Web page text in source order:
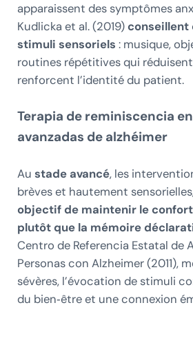
apparaissent des symptômes
Kudlicka et al. (2019) conseillent
stimuli sensoriels : musique,
routines répétitives qui réduisent
renforcent l’identité du patient.
Terapia de reminiscencia
avanzadas de alzhéimer
Au stade avancé, les
brèves et hautement
objectif de maintenir le
plutôt que la mémoire
Centro de Referencia Estatal de
Personas con Alzheimer (2011),
sévères, l’évocation de stimuli
du bien‑être et une connexion